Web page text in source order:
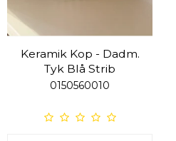
Keramik Kop - Dadm.
Tyk Blå Strib
0150560010